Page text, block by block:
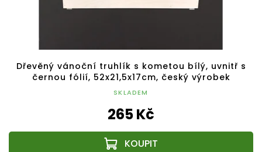
Dřevěný vánoční truhlík s kometou bílý, uvnitř s
černou fólií, 52x21,5x17cm, český výrobek
SKLADEM
265 Kč